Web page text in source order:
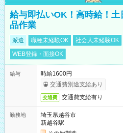
給与即払いOK！高時給！
品作業
派遣 職種未経験OK 社会人未経験OK
WEB登録・面接OK
給与
時給1600円
交通費別途支給あり
交通費 交通費支給有り
勤務地
埼玉県越谷市
新越谷駅